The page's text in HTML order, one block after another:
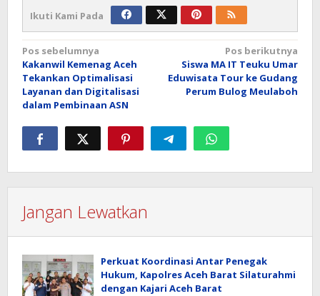
Ikuti Kami Pada
Navigasi
pos
Pos sebelumnya
Kakanwil Kemenag Aceh
Tekankan Optimalisasi
Layanan dan Digitalisasi
dalam Pembinaan ASN
Pos berikutnya
Siswa MA IT Teuku Umar
Eduwisata Tour ke Gudang
Perum Bulog Meulaboh
Jangan Lewatkan
Perkuat Koordinasi Antar Penegak
Hukum, Kapolres Aceh Barat Silaturahmi
dengan Kajari Aceh Barat